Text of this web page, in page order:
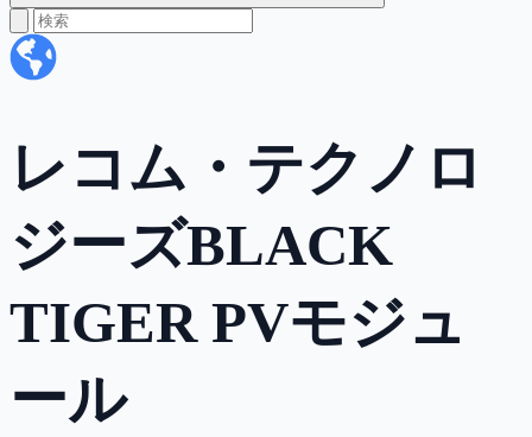
レコム・テクノロ
ジーズBLACK
TIGER PVモジュ
ール